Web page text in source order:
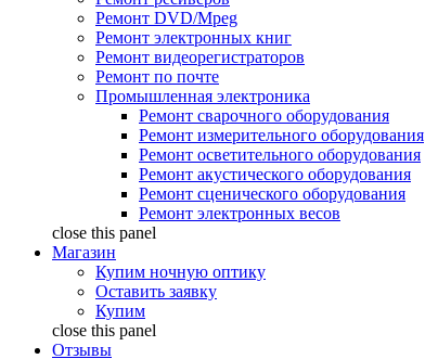
Ремонт DVD/Mpeg
Ремонт электронных книг
Ремонт видеорегистраторов
Ремонт по почте
Промышленная электроника
Ремонт сварочного оборудования
Ремонт измерительного оборудования
Ремонт осветительного оборудования
Ремонт акустического оборудования
Ремонт сценического оборудования
Ремонт электронных весов
close this panel
Магазин
Купим ночную оптику
Оставить заявку
Купим
close this panel
Отзывы